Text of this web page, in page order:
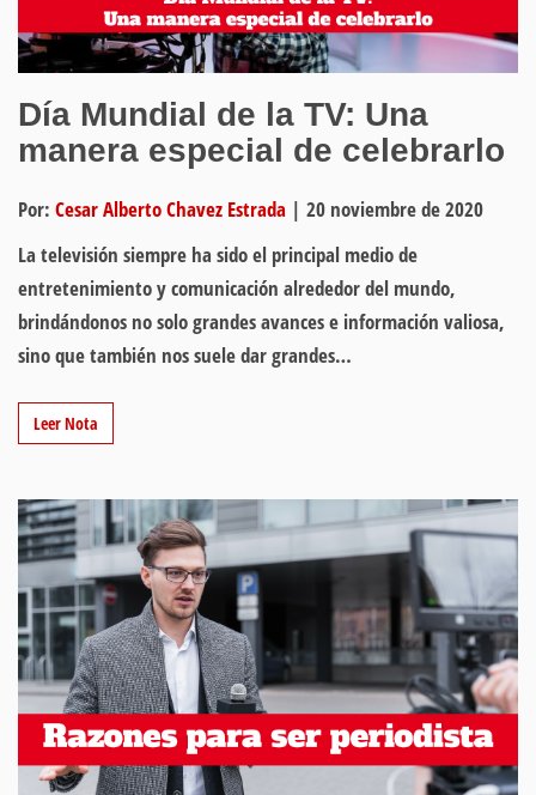
Día Mundial de la TV: Una
manera especial de celebrarlo
Por: Cesar Alberto Chavez Estrada | 20 noviembre de 2020
La televisión siempre ha sido el principal medio de
entretenimiento y comunicación alrededor del mundo,
brindándonos no solo grandes avances e información valiosa,
sino que también nos suele dar grandes…
Leer Nota